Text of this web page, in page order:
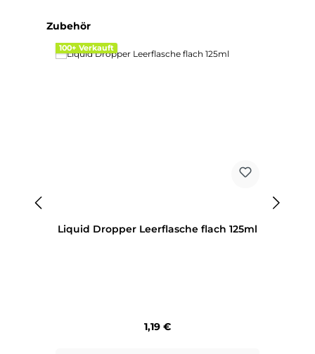
Produktgalerie überspringen
Zubehör
100+ Verkauft
Liquid Dropper Leerflasche flach 125ml
Regulärer Preis:
1,19 €